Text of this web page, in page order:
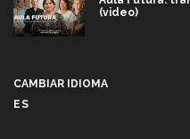
(video)
CAMBIAR IDIOMA
ES